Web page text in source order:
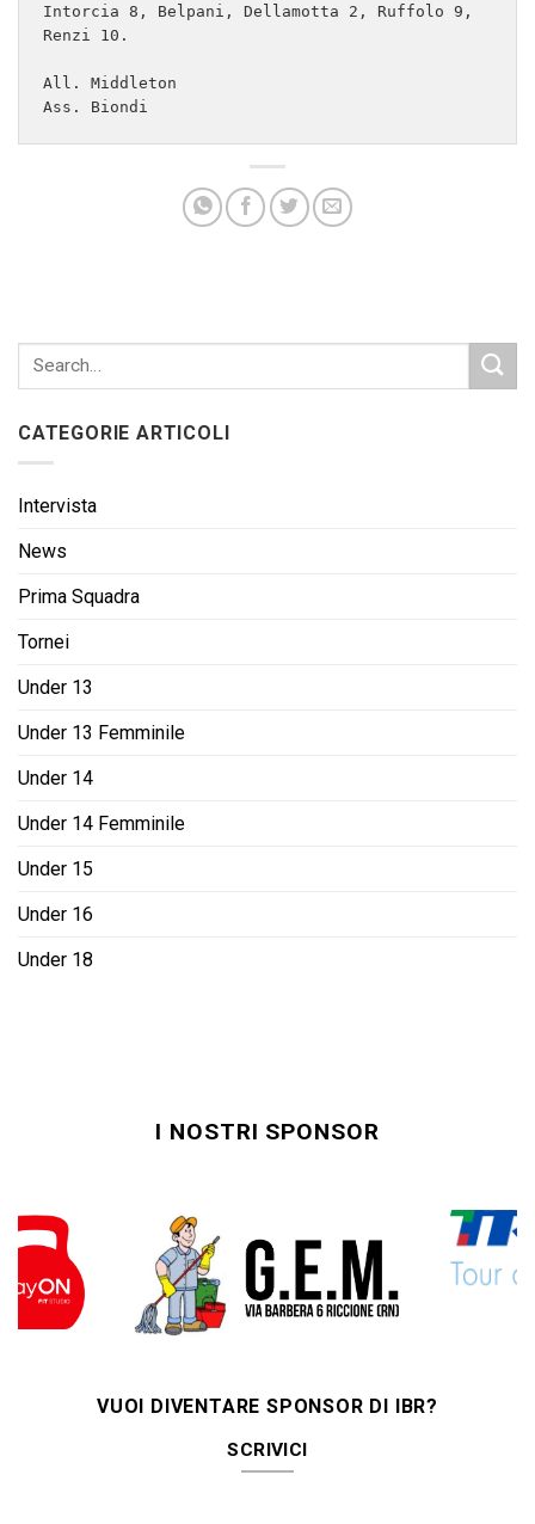
Intorcia 8, Belpani, Dellamotta 2, Ruffolo 9,
Renzi 10.
All. Middleton
Ass. Biondi
CATEGORIE ARTICOLI
Intervista
News
Prima Squadra
Tornei
Under 13
Under 13 Femminile
Under 14
Under 14 Femminile
Under 15
Under 16
Under 18
I NOSTRI SPONSOR
VUOI DIVENTARE SPONSOR DI IBR?
SCRIVICI